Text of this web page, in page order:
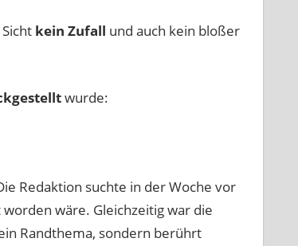
kein Zufall und auch kein bloßer
wurde:
Redaktion suchte in der Woche vor
wäre. Gleichzeitig war die
Randthema, sondern berührt